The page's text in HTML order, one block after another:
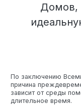
Технология по
Технология
Домов,
По заключению
причина
зависит от среды
длительное время.